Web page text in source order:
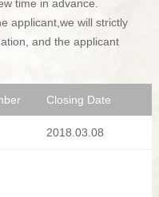
time in advance.
applicant,we will strictly
and the applicant
Closing Date
2018.03.08